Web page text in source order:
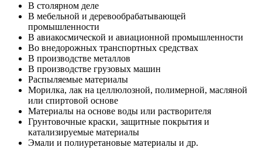
В столярном деле
В мебельной и деревообрабатывающей
промышленности
В авиакосмической и авиационной промышленности
Во внедорожных транспортных средствах
В производстве металлов
В производстве грузовых машин
Распыляемые материалы
Морилка, лак на целлюлозной, полимерной, масляной
или спиртовой основе
Материалы на основе воды или растворителя
Грунтовочные краски, защитные покрытия и
катализируемые материалы
Эмали и полиуретановые материалы и др.